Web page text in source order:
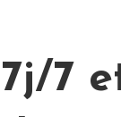
7j/7